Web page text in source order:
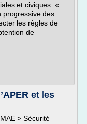
et civiques. «
progressive des
les règles de
de
et les
> Sécurité